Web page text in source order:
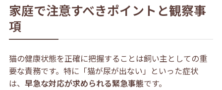
家庭で注意すべきポイントと観察事
項
猫の健康状態を正確に把握することは飼い主としての重
要な責務です。特に「猫が尿が出ない」といった症状
は、 早急な対応が求められる緊急事態です。